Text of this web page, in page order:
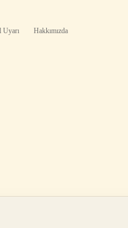
Uyarı Hakkımızda